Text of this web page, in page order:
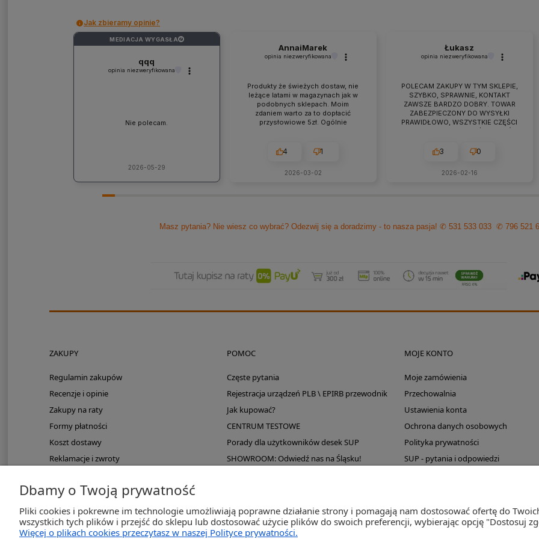
Jak zbieramy opinie?
MEDIACJA WYGASŁA ?
qqq
opinia niezweryfikowana
Nie polecam.
2026-05-29
AnnaiMarek
opinia niezweryfikowana
Produkty że świeżych dostaw, nie
leżące latami w magazynach jak w
podobnych sklepach. Moim
zdaniem warto za to dopłacić
przysłowiowe 5zł. Ogólnie
jakieś problemy zawsze można
liczyć na szybką pomoc czy
Polecam z czystym sumieniem!
4 1
2026-03-02
Łukasz
opinia niezweryfikowana
POLECAM ZAKUPY W TYM SKLEPIE,
SZYBKO, SPRAWNIE, KONTAKT
ZAWSZE BARDZO DOBRY. TOWAR
ZABEZPIECZONY DO WYSYŁKI
PRAWIDŁOWO, WSZYSTKIE CZĘŚCI
BYŁY W ZESTAWIE. jEŻELI KTOŚ
WARTO TUTAJ
3 0
2026-02-16
Masz pytania? Nie wiesz co wybrać? Odezwij się a doradzimy - to nasza pasja!✆ 531 533 033 ✆ 796 521
ZAKUPY
Regulamin zakupów
Recenzje i opinie
Zakupy na raty
Formy płatności
Koszt dostawy
Reklamacje i zwroty
PayPo odroczona płatność
POMOC
Częste pytania
Rejestracja urządzeń PLB \ EPIRB przewodnik
Jak kupować?
CENTRUM TESTOWE
Porady dla użytkowników desek SUP
SHOWROOM: Odwiedź nas na Śląsku!
MOJE KONTO
Moje zamówienia
Przechowalnia
Ustawienia konta
Ochrona danych osobowych
Polityka prywatności
SUP - pytania i odpowiedzi
Dbamy o Twoją prywatność
Pliki cookies i pokrewne im technologie umożliwiają poprawne działanie strony i pomagają nam dostosować ofertę do
wszystkich tych plików i przejść do sklepu lub dostosować użycie plików do swoich preferencji, wybierając opcję "Dostosuj
Więcej o plikach cookies przeczytasz w naszej Polityce prywatności.